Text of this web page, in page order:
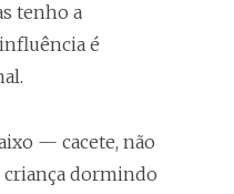
tenho a
é
— cacete, não
criança dormindo